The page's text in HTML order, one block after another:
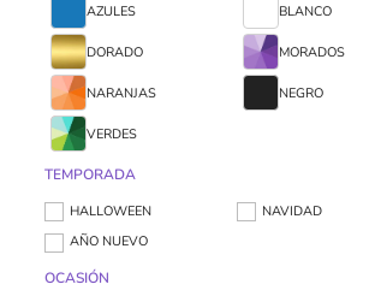
AZULES BLANCO
DORADO MORADOS
NARANJAS NEGRO
VERDES
TEMPORADA
HALLOWEEN
NAVIDAD
AÑO NUEVO
OCASIÓN